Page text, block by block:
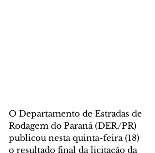
O Departamento de Estradas de
Rodagem do Paraná (DER/PR)
publicou nesta quinta-feira (18)
o resultado final da licitação da